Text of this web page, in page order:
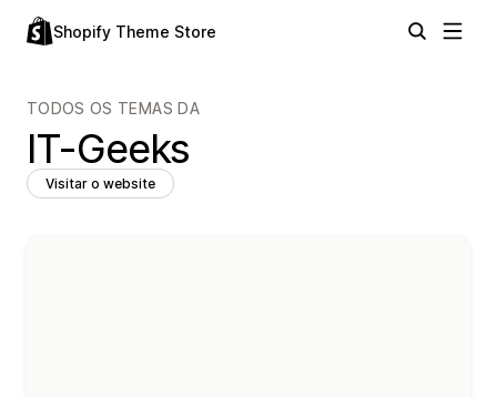
Shopify Theme Store
TODOS OS TEMAS DA
IT-Geeks
Visitar o website